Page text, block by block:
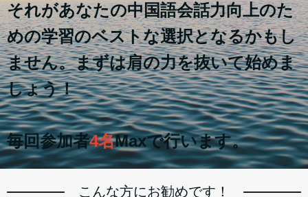
それがあなたの中国語会話力向上のた
めの学習のベストな選択となるかもし
ません。まずは肩の力を抜いて始めま
しょう！
毎回参加者4名Maxで行います。
こんな方にお勧めです！